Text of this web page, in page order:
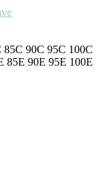
85C 90C 95C 100C
85E 90E 95E 100E